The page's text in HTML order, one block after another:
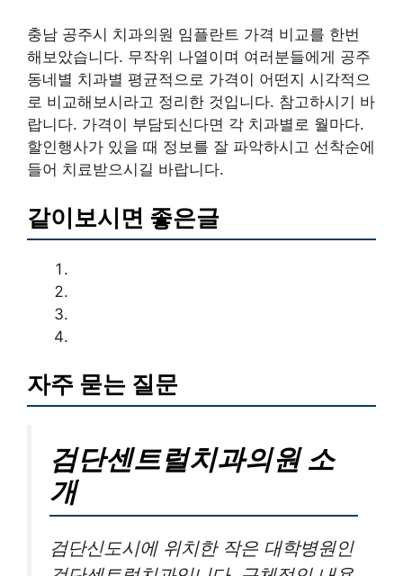
충남 공주시 치과의원 임플란트 가격 비교를 한번
해보았습니다. 무작위 나열이며 여러분들에게 공주
동네별 치과별 평균적으로 가격이 어떤지 시각적으
로 비교해보시라고 정리한 것입니다. 참고하시기 바
랍니다. 가격이 부담되신다면 각 치과별로 월마다.
할인행사가 있을 때 정보를 잘 파악하시고 선착순에
들어 치료받으시길 바랍니다.
같이보시면 좋은글
자주 묻는 질문
검단센트럴치과의원 소
개
검단신도시에 위치한 작은 대학병원인